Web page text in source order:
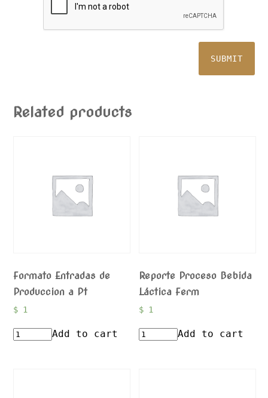
Related products
Formato Entradas de
Produccion a Pt
$1
Add to cart
Reporte Proceso Bebida
Láctica Ferm
$ 1
Add to cart